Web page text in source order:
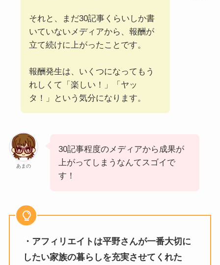
それと、まだ30記事くらいしか書
いていないメディアから、報酬が
立て続けに上がったことです。
報酬発生は、いくつになってもう
れしくて「楽しい！」「ヤッ
タ！」という気分になります。
あまの
30記事程度のメディアから成果が
上がってしまうなんてスゴイで
す！
・アフィリエイトは平野さんが一番大切に
したい家族の暮らしを充実させてくれた